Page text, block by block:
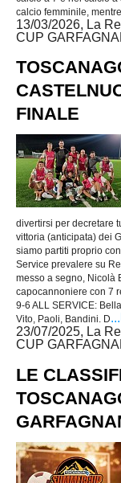
calcio femminile,
13/03/2026, La
CUP
FINALE
divertirsi per decretare
vittoria (anticipata) dei
siamo partiti proprio
Service prevalere su
messo a segno, Nicolà
capocannoniere con 7
9-6 ALL SERVICE:
Vito, Paoli, Bandini. D
23/07/2025, La
CUP
LE